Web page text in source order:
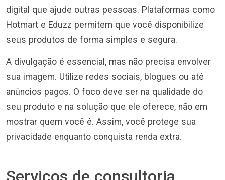
digital que ajude outras pessoas. Plataformas como
Hotmart e Eduzz permitem que você disponibilize
seus produtos de forma simples e segura.
A divulgação é essencial, mas não precisa envolver
sua imagem. Utilize redes sociais, blogues ou até
anúncios pagos. O foco deve ser na qualidade do
seu produto e na solução que ele oferece, não em
mostrar quem você é. Assim, você protege sua
privacidade enquanto conquista renda extra.